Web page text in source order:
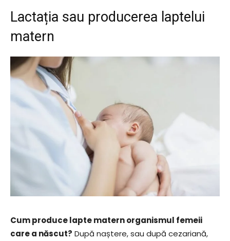
Lactația sau producerea laptelui
matern
Cum produce lapte matern organismul femeii
care a născut? După naștere, sau după cezariană,